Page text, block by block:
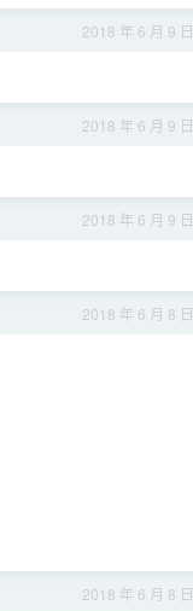
2018 年 6 月 9 日
2018 年 6 月 9 日
2018 年 6 月 9 日
2018 年 6 月 8 日
2018 年 6 月 8 日